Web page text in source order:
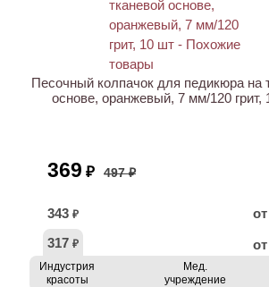
Песочный колпачок для педикюра на
основе, оранжевый, 7 мм/120 грит,
369 ₽ 497 ₽
343 ₽
317 ₽
Индустрия
красоты
Мед.
учреждение